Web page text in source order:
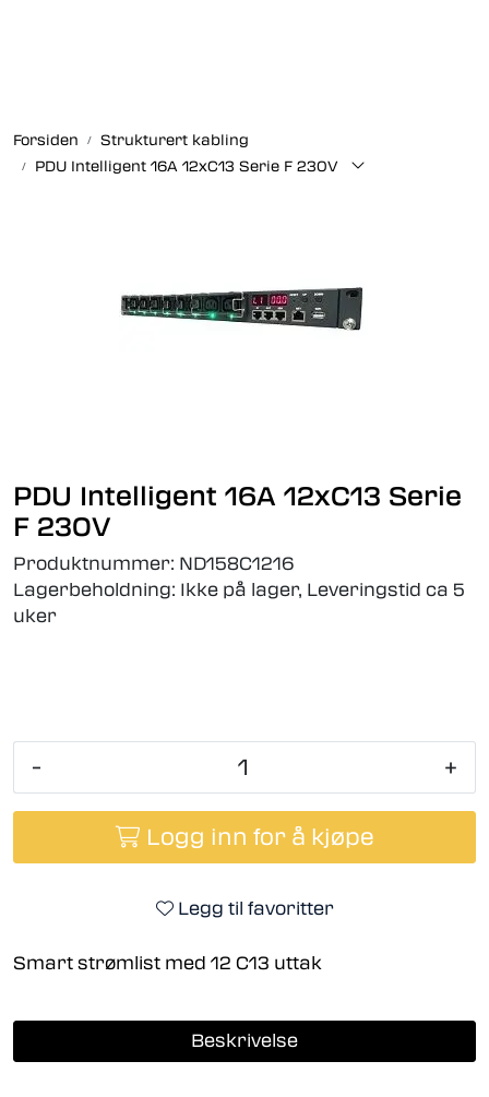
Forsiden
Strukturert kabling
PDU Intelligent 16A 12xC13 Serie F 230V
PDU Intelligent 16A 12xC13 Serie
F 230V
Produktnummer: ND158C1216
Lagerbeholdning: Ikke på lager, Leveringstid ca 5
uker
- +
Logg inn for å kjøpe
Legg til favoritter
Smart strømlist med 12 C13 uttak
Beskrivelse
Strukturert kabling